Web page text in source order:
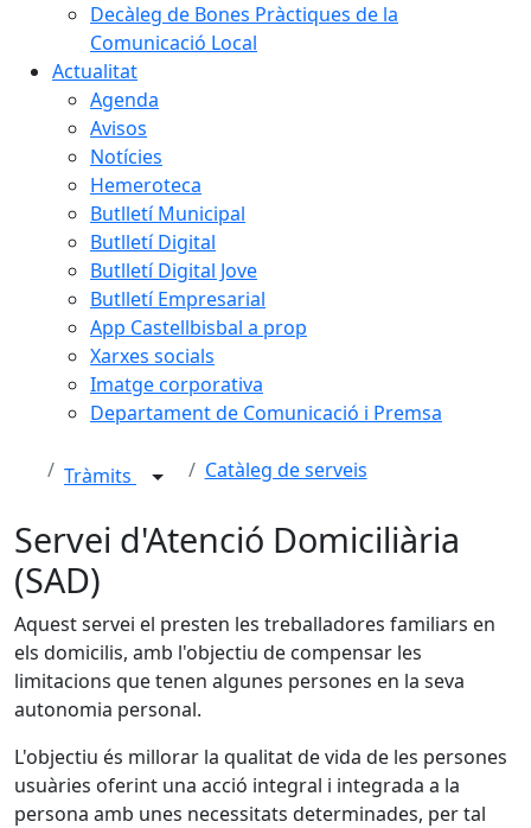
Decàleg de Bones Pràctiques de la
Comunicació Local
Actualitat
Agenda
Avisos
Notícies
Hemeroteca
Butlletí Municipal
Butlletí Digital
Butlletí Digital Jove
Butlletí Empresarial
App Castellbisbal a prop
Xarxes socials
Imatge corporativa
Departament de Comunicació i Premsa
Tràmits Catàleg de serveis
Servei d'Atenció Domiciliària
(SAD)
Aquest servei el presten les treballadores familiars en
els domicilis, amb l'objectiu de compensar les
limitacions que tenen algunes persones en la seva
autonomia personal.
L'objectiu és millorar la qualitat de vida de les persones
usuàries oferint una acció integral i integrada a la
persona amb unes necessitats determinades, per tal